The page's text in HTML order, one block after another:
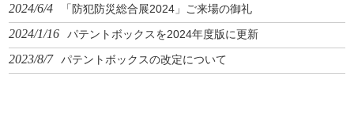
2024/6/4 「防犯防災総合展2024」ご来場の御礼
2024/1/16 パテントボックスを2024年度版に更新
2023/8/7 パテントボックスの改定について